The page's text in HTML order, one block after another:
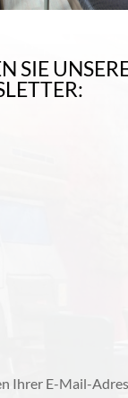
SIE
Ihrer E-Mail-